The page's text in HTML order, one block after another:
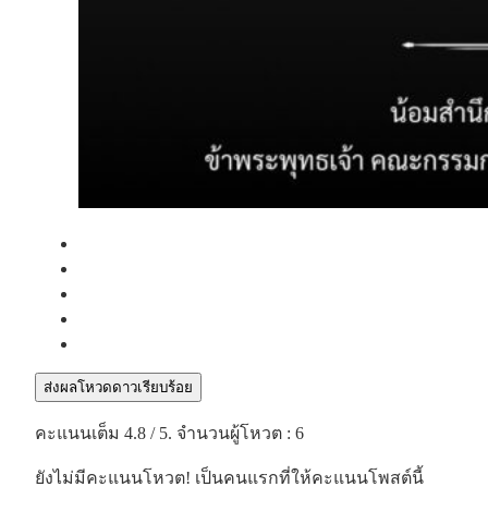
ส่งผลโหวดดาวเรียบร้อย
คะแนนเต็ม 4.8 / 5. จำนวนผู้โหวต : 6
ยังไม่มีคะแนนโหวต! เป็นคนแรกที่ให้คะแนนโพสต์นี้